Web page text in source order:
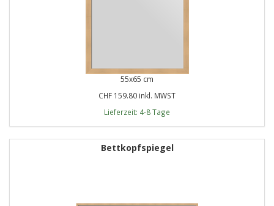
55x65 cm
CHF 159.80 inkl. MWST
Lieferzeit: 4-8 Tage
Bettkopfspiegel